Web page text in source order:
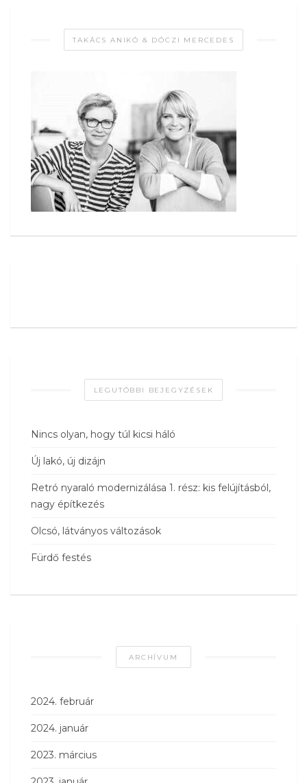
TAKÁCS ANIKÓ & DÓCZI MERCEDES
LEGUTÓBBI BEJEGYZÉSEK
Nincs olyan, hogy túl kicsi háló
Új lakó, új dizájn
Retró nyaraló modernizálása 1. rész: kis felújításból,
nagy építkezés
Olcsó, látványos változások
Fürdő festés
ARCHÍVUM
2024. február
2024. január
2023. március